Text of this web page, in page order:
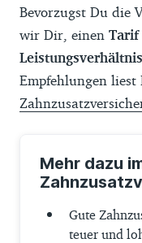
Bevorzugst Du die
wir Dir, einen Tarif
Leistungsverhältnis
Empfehlungen liest
Mehr dazu
Gute
teuer und